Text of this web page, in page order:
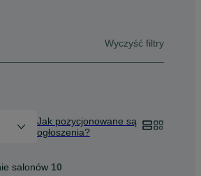
Wyczyść filtry
Jak pozycjonowane są
ogłoszenia?
salonów 10